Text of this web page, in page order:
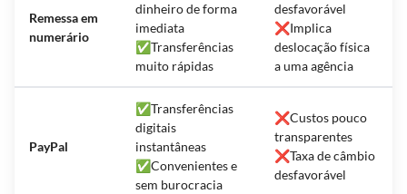
Remessa em
numerário
dinheiro de forma
imediata
✅Transferências
muito rápidas
desfavorável
❌Implica
deslocação física
a uma agência
PayPal
✅Transferências
digitais
instantâneas
✅Convenientes e
sem burocracia
❌Custos pouco
transparentes
❌Taxa de câmbio
desfavorável